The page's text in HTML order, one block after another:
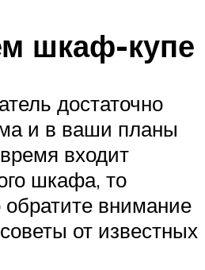
шкаф-купе
достаточно
и в ваши планы
входит
шкафа, то
обратите внимание
от известных